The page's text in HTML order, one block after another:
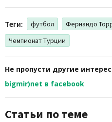
Теги: футбол Фернандо
Чемпионат Турции
Не пропусти другие
bigmir)net в facebook
Статьи по теме